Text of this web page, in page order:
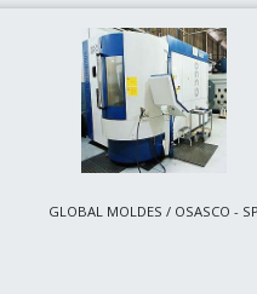
GLOBAL MOLDES / OSASCO - SP